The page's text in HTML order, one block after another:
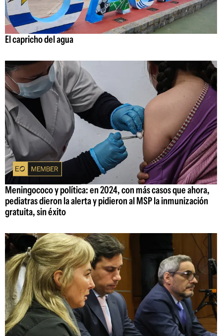
El capricho del agua
Meningococo y política: en 2024, con más casos que ahora,
pediatras dieron la alerta y pidieron al MSP la inmunización
gratuita, sin éxito